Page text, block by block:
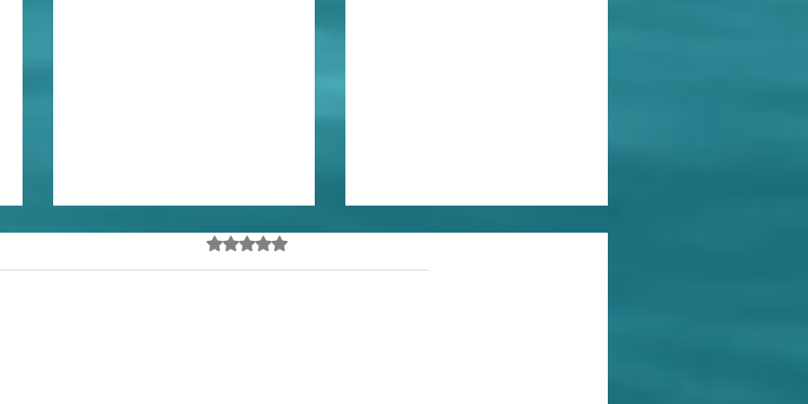
Governar o ingovernável
DIEGO TEIXEIRA* Há semanas
NÃO SERÁ APENAS UMA
Avaliado com 0 de 5 estrelas.